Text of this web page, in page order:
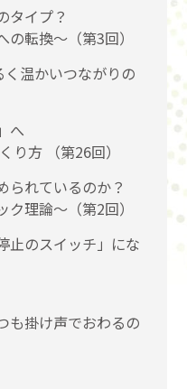
タイプ？
転換〜（第3回）
温かいつながりの
へ
方 （第26回）
られているのか？
理論～（第2回）
止のスイッチ」にな
も掛け声でおわるの